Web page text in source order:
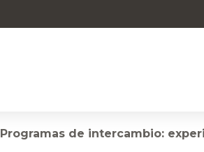
Programas de intercambio: